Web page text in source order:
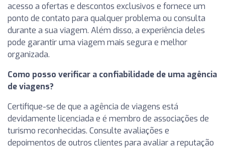
acesso a ofertas e descontos exclusivos e fornece um
ponto de contato para qualquer problema ou consulta
durante a sua viagem. Além disso, a experiência deles
pode garantir uma viagem mais segura e melhor
organizada.
Como posso verificar a confiabilidade de uma agência
de viagens?
Certifique-se de que a agência de viagens está
devidamente licenciada e é membro de associações de
turismo reconhecidas. Consulte avaliações e
depoimentos de outros clientes para avaliar a reputação